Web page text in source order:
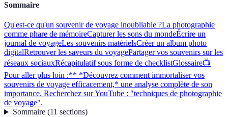
Sommaire
Qu'est-ce qu'un souvenir de voyage inoubliable ?La photographie
comme phare de mémoireCapturer les sons du mondeÉcrire un
journal de voyageLes souvenirs matérielsCréer un album photo
digitalRetrouver les saveurs du voyagePartager vos souvenirs sur les
réseaux sociauxRécapitulatif sous forme de checklistGlossaire📺
Pour aller plus loin :** *Découvrez comment immortaliser vos
souvenirs de voyage efficacement,* une analyse complète de son
importance. Recherchez sur YouTube : "techniques de photographie
de voyage".
Sommaire(11 sections)